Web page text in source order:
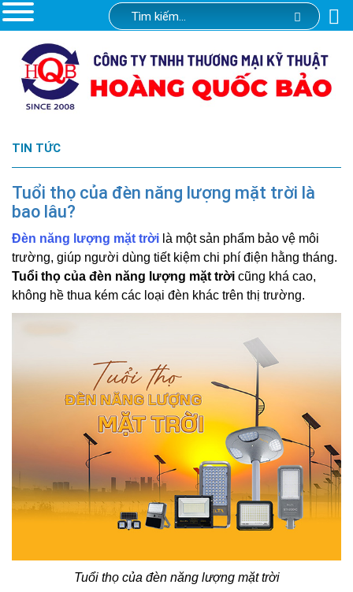
TIN TỨC
Tuổi thọ của đèn năng lượng mặt trời là
bao lâu?
Đèn năng lượng mặt trời là một sản phẩm bảo vệ môi
trường, giúp người dùng tiết kiệm chi phí điện hằng tháng.
Tuổi thọ của đèn năng lượng mặt trời cũng khá cao,
không hề thua kém các loại đèn khác trên thị trường.
Tuổi thọ của đèn năng lượng mặt trời